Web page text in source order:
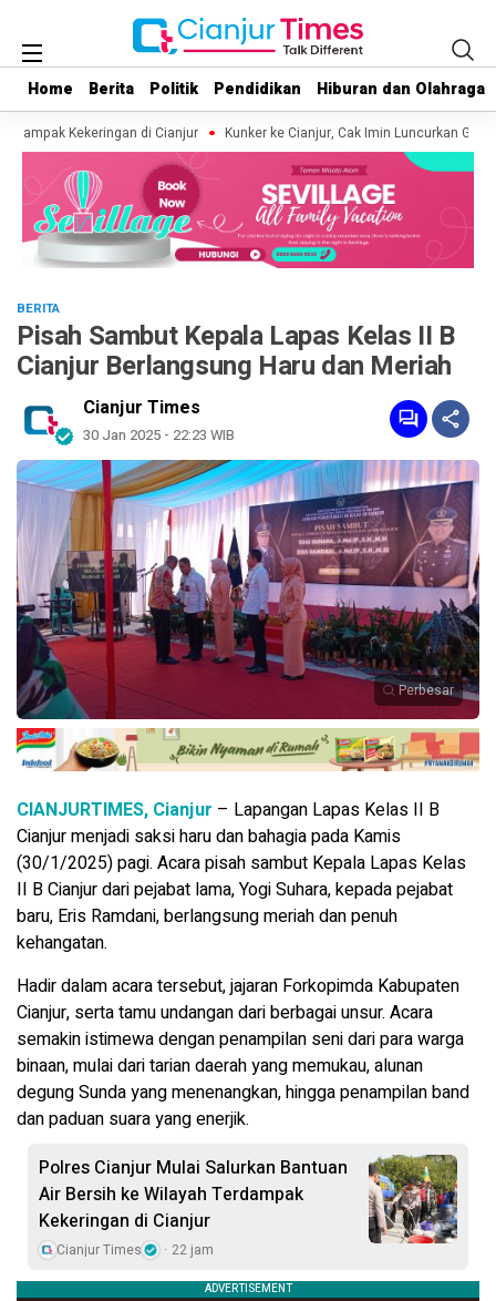
Home Berita Politik Pendidikan Hiburan dan Olahraga
Home Berita Politik Pendidikan Hiburan dan Olahraga
Kekeringan di Cianjur Kunker ke Cianjur, Cak Imin Luncurkan
BERITA
Pisah Sambut Kepala Lapas Kelas II B
Cianjur Berlangsung Haru dan Meriah
Cianjur Times
30 Jan 2025 - 22:23 WIB
Perbesar
CIANJURTIMES, Cianjur – Lapangan Lapas Kelas II B
Cianjur menjadi saksi haru dan bahagia pada Kamis
(30/1/2025) pagi. Acara pisah sambut Kepala Lapas Kelas
II B Cianjur dari pejabat lama, Yogi Suhara, kepada pejabat
baru, Eris Ramdani, berlangsung meriah dan penuh
kehangatan.
Hadir dalam acara tersebut, jajaran Forkopimda Kabupaten
Cianjur, serta tamu undangan dari berbagai unsur. Acara
semakin istimewa dengan penampilan seni dari para warga
binaan, mulai dari tarian daerah yang memukau, alunan
degung Sunda yang menenangkan, hingga penampilan band
dan paduan suara yang enerjik.
Polres Cianjur Mulai Salurkan Bantuan
Air Bersih ke Wilayah Terdampak
Kekeringan di Cianjur
Cianjur Times 22 jam